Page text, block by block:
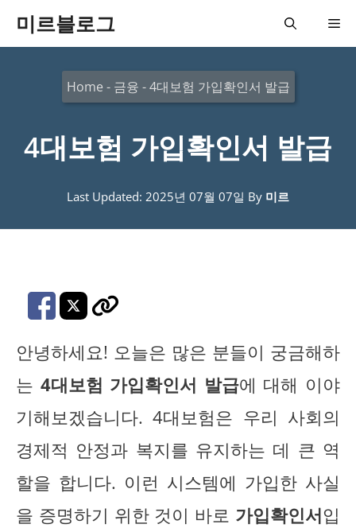
미르블로그 메
Home - 금융 -4대보험 가입확인서 발급
4대보험 가입확인서 발급
Last Updated: 2025년 07월 07일 By 미르
안녕하세요! 오늘은 많은 분들이 궁금해하
는 4대보험 가입확인서 발급에 대해 이야
기해보겠습니다. 4대보험은 우리 사회의
경제적 안정과 복지를 유지하는 데 큰 역
할을 합니다. 이런 시스템에 가입한 사실
을 증명하기 위한 것이 바로 가입확인서입